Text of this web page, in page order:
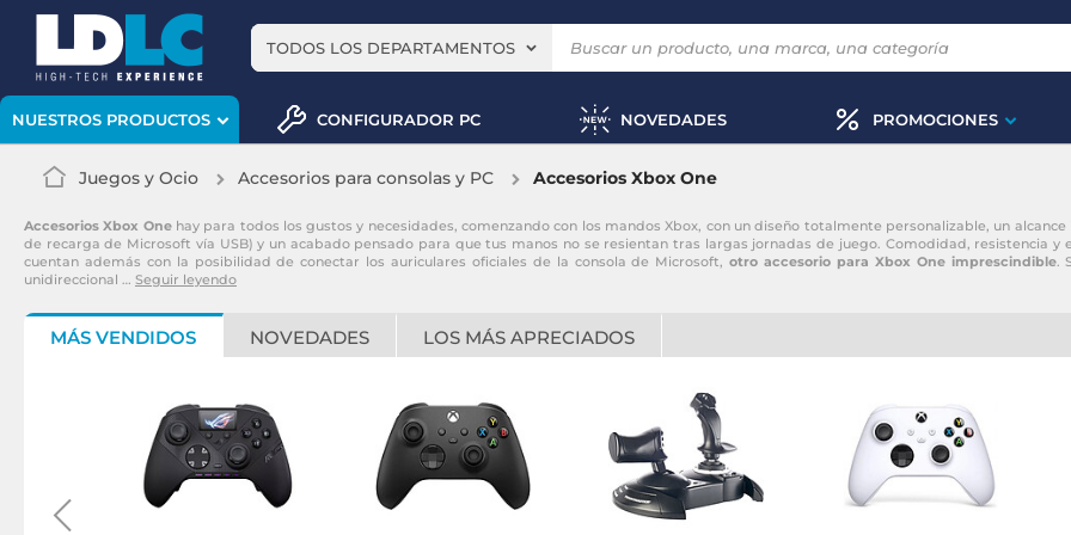
TODOS LOS DEPARTAMENTOS
NUESTROS PRODUCTOS CONFIGURADOR PC NOVEDADES PROMOCIONES
Juegos y Ocio Accesorios para consolas y PC Accesorios Xbox One
Accesorios Xbox Onehay para todos los gustos y necesidades, comenzando con los mandos Xbox, con un diseño totalmente personalizable, un
de recarga de Microsoft vía USB) y un acabado pensado para que tus manos no se resientan tras largas jornadas de juego. Comodidad, resistencia
cuentan además con la posibilidad de conectar los auriculares oficiales de la consola de Microsoft,otro accesorio para Xbox One imprescindible.
unidireccional … Seguir leyendo
MÁS VENDIDOS NOVEDADES LOS MÁS APRECIADOS